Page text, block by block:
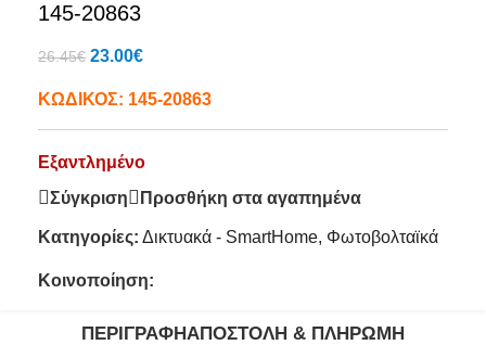
145-20863
26.45€ 23.00€
ΚΩΔΙΚΟΣ: 145-20863
Εξαντλημένο
Σύγκριση
Προσθήκη στα αγαπημένα
Κατηγορίες: Δικτυακά - SmartHome, Φωτοβολταϊκά
Κοινοποίηση:
ΠΕΡΙΓΡΑΦΉΑΠΟΣΤΟΛΉ & ΠΛΗΡΩΜΉ